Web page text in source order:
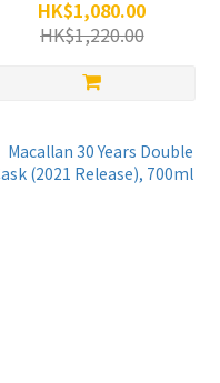
HK$1,080.00
HK$1,220.00